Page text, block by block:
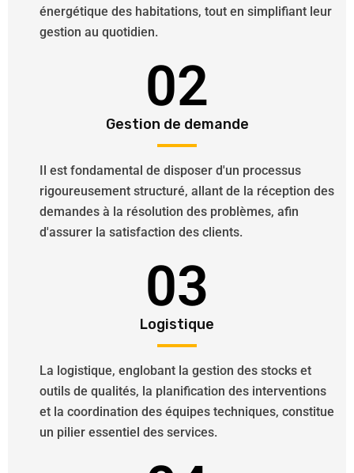
énergétique des habitations, tout en simplifiant leur
gestion au quotidien.
02
Gestion de demande
Il est fondamental de disposer d'un processus
rigoureusement structuré, allant de la réception des
demandes à la résolution des problèmes, afin
d'assurer la satisfaction des clients.
03
Logistique
La logistique, englobant la gestion des stocks et
outils de qualités, la planification des interventions
et la coordination des équipes techniques, constitue
un pilier essentiel des services.